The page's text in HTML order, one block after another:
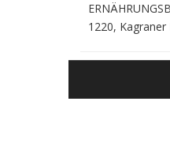
1220, Kagraner